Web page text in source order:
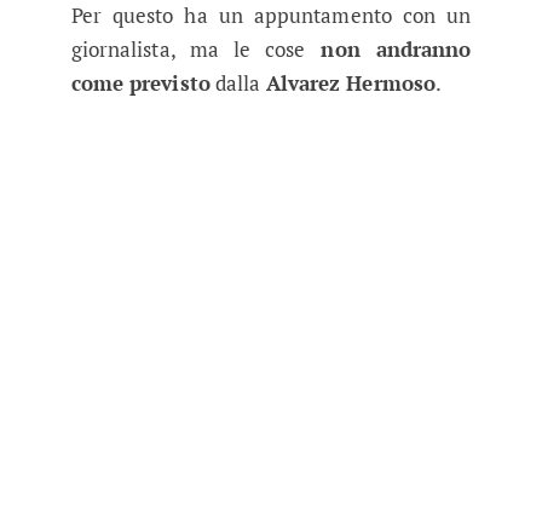
Per questo ha un appuntamento con un
giornalista, ma le cose non andranno
come previstodalla Alvarez Hermoso.